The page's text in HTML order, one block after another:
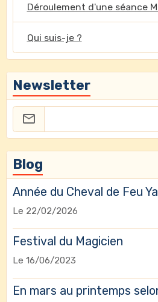
Déroulement d'une séance
Qui suis-je ?
Newsletter
Blog
Année du Cheval de Feu
Le 22/02/2026
Festival du Magicien
Le 16/06/2023
En mars au printemps